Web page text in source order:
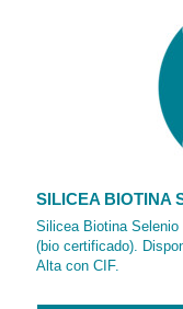
SILICEA BIOTINA
Silicea Biotina
(bio certificado).
Alta con CIF.